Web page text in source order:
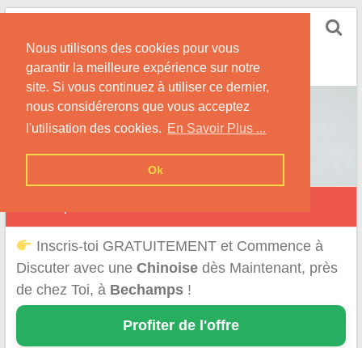
Nous utilisons des cookies pour vous
garantir la meilleure expérience sur notre
site. Si vous continuez à utiliser ce dernier,
nous considérerons que vous acceptez
l'utilisation des cookies. En Savoir Plus ...
Ok
Skip
content
Nos Conseils pour Rencontrer Une Femme
Originaire de Chine !
Inscris-toi GRATUITEMENT et Commence à
Discuter avec une Chinoisedès Maintenant, près
de chez Toi, à Bechamps!
Profiter de l'offre